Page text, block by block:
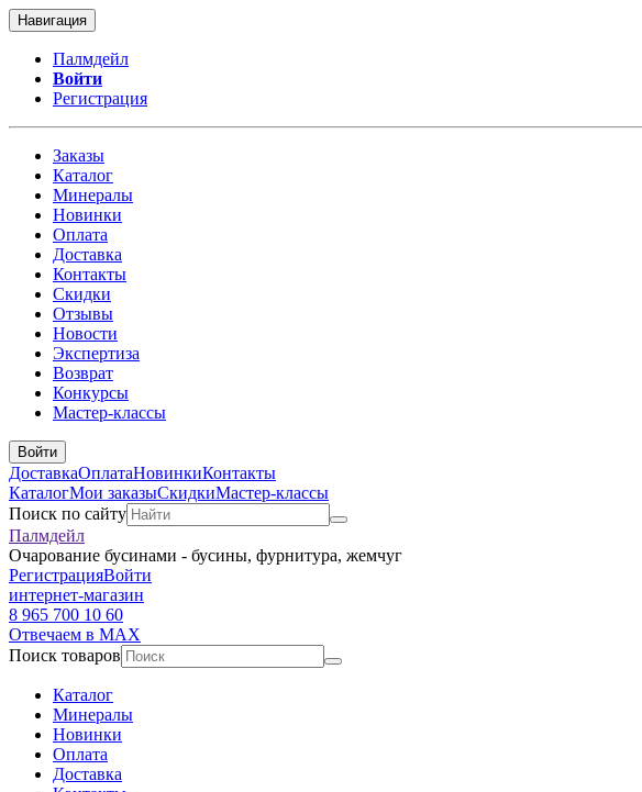
Навигация
Палмдейл
Войти
Регистрация
Заказы
Каталог
Минералы
Новинки
Оплата
Доставка
Контакты
Скидки
Отзывы
Новости
Экспертиза
Возврат
Конкурсы
Мастер-классы
Войти
ДоставкаОплатаНовинкиКонтакты
КаталогМои заказыСкидкиМастер-классы
Поиск по сайту
Палмдейл
Очарование бусинами - бусины, фурнитура, жемчуг
РегистрацияВойти
интернет-магазин
8 965 700 10 60
Отвечаем в MAX
Поиск товаров
Каталог
Минералы
Новинки
Оплата
Доставка